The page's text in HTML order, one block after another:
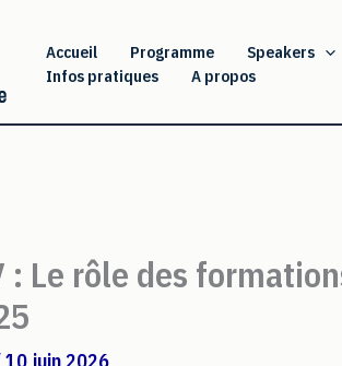
Accueil Programme Speakers
Infos pratiques
A propos
: Le rôle des
10 juin 2026